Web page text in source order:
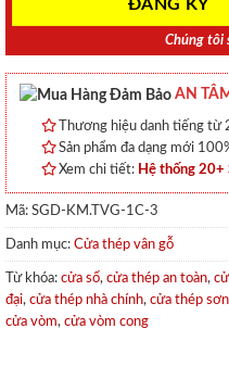
Chúng tôi
AN
Thương hiệu danh tiếng
Sản phẩm đa dạng mới
Xem chi tiết: Hệ thống 20+
Mã: SGD-KM.TVG-1C-3
Danh mục: Cửa thép vân gỗ
Từ khóa: cửa sổ, cửa thép an toàn,
đại, cửa thép nhà chính, cửa thép
cửa vòm, cửa vòm cong